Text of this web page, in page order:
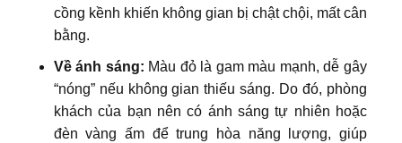
cồng kềnh khiến không gian bị chật chội, mất cân
bằng.
Về ánh sáng: Màu đỏ là gam màu mạnh, dễ gây
“nóng” nếu không gian thiếu sáng. Do đó, phòng
khách của bạn nên có ánh sáng tự nhiên hoặc
đèn vàng ấm để trung hòa năng lượng, giúp